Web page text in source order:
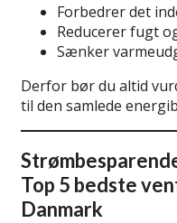
Forbedrer det
Reducerer fugt
Sænker
Derfor bør du altid
til den samlede
Top 5 bedste
Danmark